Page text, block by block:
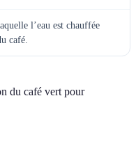
l’eau est chauffée
café.
du café vert pour